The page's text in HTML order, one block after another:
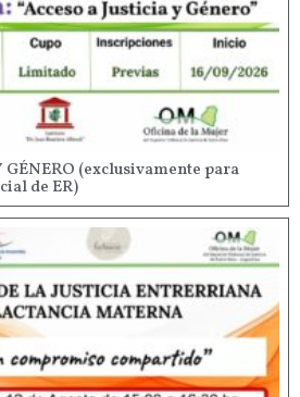
GÉNERO (exclusivamente para
de ER)